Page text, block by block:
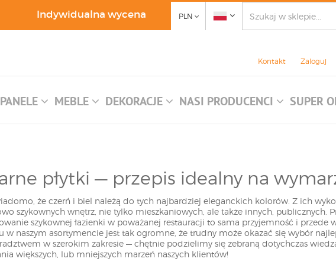
Indywidualna wycena PLN
Kontakt Zaloguj
PANELE MEBLE DEKORACJE NASI PRODUCENCI SUPER
płytki — przepis idealny na
że czerń i biel należą do tych najbardziej eleganckich kolorów. Z ich
szykownych wnętrz, nie tylko mieszkaniowych, ale także innych, publicznych.
szykownej łazienki w poważanej restauracji to sama przyjemność i przede
w naszym asortymencie jest tak ogromne, że trudny może okazać się wybór
w szerokim zakresie — chętnie podzielimy się zebraną dotychczas
większych, lub mniejszych marzeń naszych klientów!